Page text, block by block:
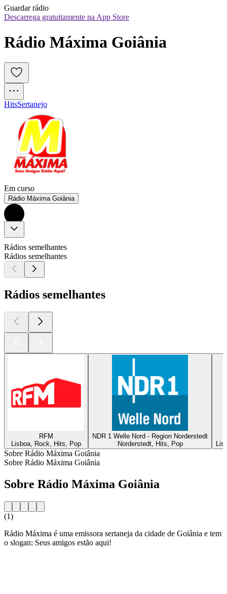
Guardar rádio
Descarrega gratuitamente na App Store
Rádio Máxima Goiânia
HitsSertanejo
Em curso
Rádio Máxima Goiânia
Rádios semelhantes
Rádios semelhantes
Rádios semelhantes
RFM
Lisboa, Rock, Hits, Pop
NDR 1 Welle Nord - Region Norderstedt
Norderstedt, Hits, Pop
Sobre Rádio Máxima Goiânia
Sobre Rádio Máxima Goiânia
Sobre Rádio Máxima Goiânia
(1)
Rádio Máxima é uma emissora sertaneja da cidade de Goiânia e tem
o slogan: Seus amigos estão aqui!